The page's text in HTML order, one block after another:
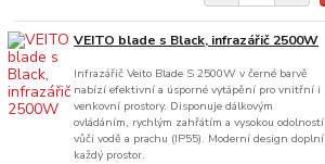
VEITO blade s Black, infrazářič 2500W
Infrazářič Veito Blade S 2500W v černé barvě
nabízí efektivní a úsporné vytápění pro vnitřní i
venkovní prostory. Disponuje dálkovým
ovládáním, rychlým zahřátím a vysokou odolností
vůči vodě a prachu (IP55). Moderní design doplní
každý prostor.